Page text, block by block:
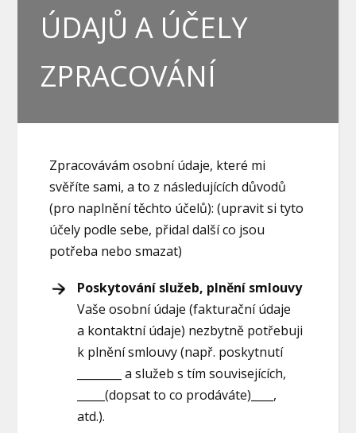
ÚDAJŮ A ÚČELY
ZPRACOVÁNÍ
Zpracovávám osobní údaje, které mi
svěříte sami, a to z následujících důvodů
(pro naplnění těchto účelů):(upravit si tyto
účely podle sebe, přidal další co jsou
potřeba nebo smazat)
Poskytování služeb, plnění smlouvy
Vaše osobní údaje (fakturační údaje
a kontaktní údaje) nezbytně potřebuji
k plnění smlouvy (např. poskytnutí
________ a služeb s tím souvisejících,
_____(dopsat to co prodáváte) ____,
atd.).